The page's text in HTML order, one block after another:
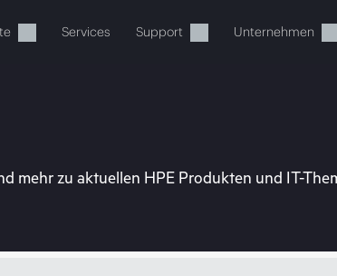
Services Support Unternehmen
leer
mehr zu aktuellen HPE Produkten und IT-